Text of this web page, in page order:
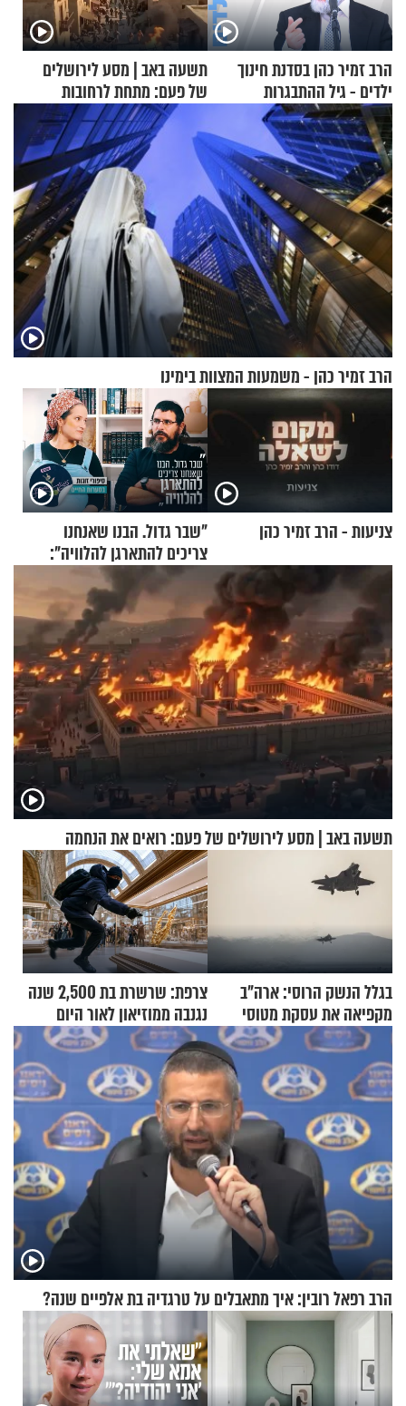
הרב זמיר כהן בסדנת חינוך
ילדים - גיל ההתבגרות
תשעה באב | מסע לירושלים
של פעם: מתחת לרחובות
ירושלים
הרב זמיר כהן - משמעות המצוות בימינו
צניעות - הרב זמיר כהן
"שבר גדול. הבנו שאנחנו
צריכים להתארגן להלוויה":
זוגיות במבחן, הפעם עם מרים
וגד דנינו
תשעה באב | מסע לירושלים של פעם: רואים את הנחמה
בגלל הנשק הרוסי: ארה"ב
מקפיאה את עסקת מטוסי
הקרב לטורקיה
צרפת: שרשרת בת 2,500 שנה
נגנבה ממוזיאון לאור היום
הרב רפאל רובין: איך מתאבלים על טרגדיה בת אלפיים שנה?